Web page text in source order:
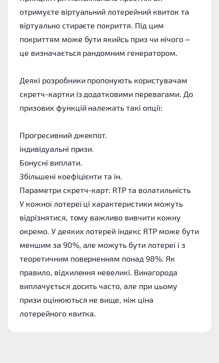
отримуєте віртуальний лотерейний квиток та
віртуально стираєте покриття. Під цим
покриттям може бути якийсь приз чи нічого –
це визначається рандомним генератором.
Деякі розробники пропонують користувачам
скретч-картки із додатковими перевагами. До
призових функцій належать такі опції:
Прогресивний джекпот.
індивідуальні призи.
Бонусні виплати.
Збільшені коефіцієнти та ін.
Параметри скретч-карт: RTP та волатильність
У кожної лотереї ці характеристики можуть
відрізнятися, тому важливо вивчити кожну
окремо. У деяких лотерей індекс RTP може бути
меншим за 90%, але можуть бути лотереї і з
теоретичним поверненням понад 98%. Як
правило, відхилення невеликі. Винагорода
виплачується досить часто, але при цьому
призи оцінюються не вище, ніж ціна
лотерейного квитка.